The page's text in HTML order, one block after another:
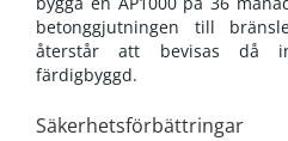
betonggjutningen till
återstår att bevisas då
färdigbyggd.
Säkerhetsförbättringar